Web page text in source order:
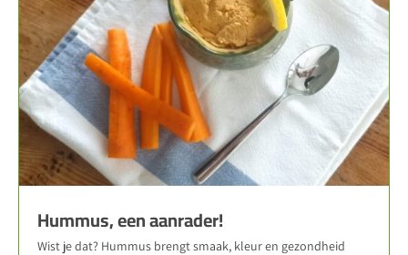
Hummus, een aanrader!
Wist je dat? Hummus brengt smaak, kleur en gezondheid